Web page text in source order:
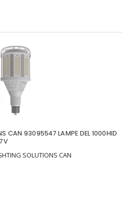
CAN 93095547 LAMPE DEL 1000HID
SOLUTIONS CAN